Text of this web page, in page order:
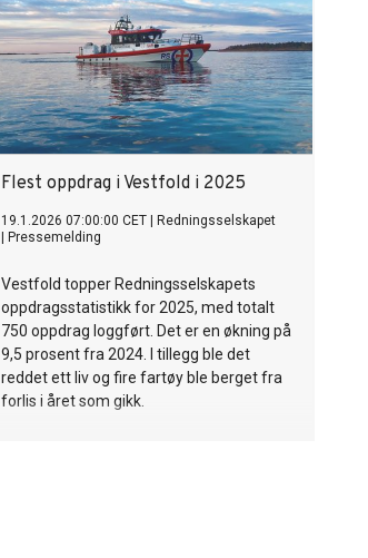
Flest oppdrag i Vestfold i 2025
19.1.2026 07:00:00 CET
Redningsselskapet
Pressemelding
Vestfold topper Redningsselskapets
oppdragsstatistikk for 2025, med totalt
750 oppdrag loggført. Det er en økning på
9,5 prosent fra 2024. I tillegg ble det
reddet ett liv og fire fartøy ble berget fra
forlis i året som gikk.